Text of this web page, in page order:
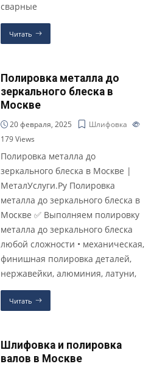
сварные
Читать
Полировка металла до
зеркального блеска в
Москве
20 февраля, 2025
Шлифовка
179Views
Полировка металла до
зеркального блеска в Москве |
МеталУслуги.Ру Полировка
металла до зеркального блеска в
Москве ✅ Выполняем полировку
металла до зеркального блеска
любой сложности • механическая,
финишная полировка деталей,
нержавейки, алюминия, латуни,
Читать
Шлифовка и полировка
валов в Москве